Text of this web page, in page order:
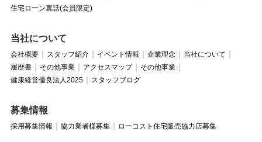
住宅ローン裏話(会員限定)
当社について
会社概要 スタッフ紹介 イベント情報 企業理念
当社について
履歴書
その他事業 アクセスマップ
その他事業
健康経営優良法人2025
スタッフブログ
募集情報
採用募集情報 協力業者様募集 ローコスト住宅販売協力店募集